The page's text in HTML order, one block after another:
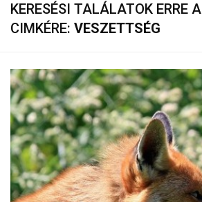
KERESÉSI TALÁLATOK ERRE A
CIMKÉRE: VESZETTSÉG